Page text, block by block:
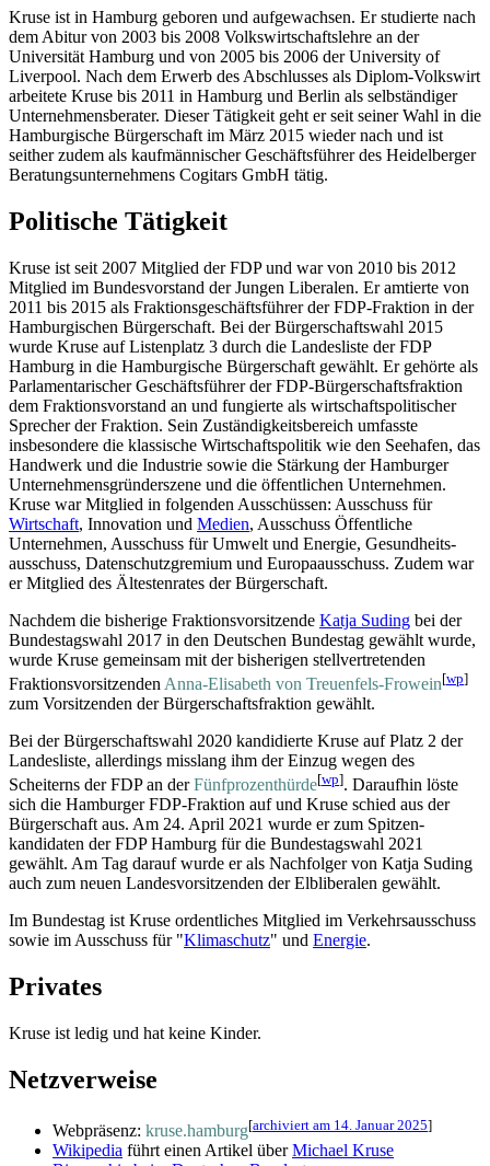
Kruse ist in Hamburg geboren und aufgewachsen. Er studierte nach
dem Abitur von 2003 bis 2008 Volks­wirtschafts­lehre an der
Universität Hamburg und von 2005 bis 2006 der University of
Liverpool. Nach dem Erwerb des Abschlusses als Diplom-Volkswirt
arbeitete Kruse bis 2011 in Hamburg und Berlin als selbständiger
Unternehmens­berater. Dieser Tätigkeit geht er seit seiner Wahl in die
Hamburgische Bürgerschaft im März 2015 wieder nach und ist
seither zudem als kaufmännischer Geschäftsführer des Heidelberger
Beratungs­unternehmens Cogitars GmbH tätig.
Politische Tätigkeit
Kruse ist seit 2007 Mitglied der FDP und war von 2010 bis 2012
Mitglied im Bundesvorstand der Jungen Liberalen. Er amtierte von
2011 bis 2015 als Fraktions­geschäfts­führer der FDP-Fraktion in der
Hamburgischen Bürgerschaft. Bei der Bürgerschaftswahl 2015
wurde Kruse auf Listenplatz 3 durch die Landesliste der FDP
Hamburg in die Hamburgische Bürgerschaft gewählt. Er gehörte als
Parlamentarischer Geschäfts­führer der FDP-Bürgerschafts­fraktion
dem Fraktionsvorstand an und fungierte als wirtschafts­politischer
Sprecher der Fraktion. Sein Zuständigkeits­bereich umfasste
insbesondere die klassische Wirtschaftspolitik wie den Seehafen, das
Handwerk und die Industrie sowie die Stärkung der Hamburger
Unternehmens­gründer­szene und die öffentlichen Unternehmen.
Kruse war Mitglied in folgenden Ausschüssen: Ausschuss für
Wirtschaft, Innovation und Medien, Ausschuss Öffentliche
Unternehmen, Ausschuss für Umwelt und Energie, Gesundheits­
ausschuss, Datenschutz­gremium und Europa­ausschuss. Zudem war
er Mitglied des Ältestenrates der Bürgerschaft.
Nachdem die bisherige Fraktions­vorsitzende Katja Suding bei der
Bundestagswahl 2017 in den Deutschen Bundestag gewählt wurde,
wurde Kruse gemeinsam mit der bisherigen stellvertretenden
Fraktions­vorsitzenden Anna-Elisabeth von Treuenfels-Frowein[wp]
zum Vorsitzenden der Bürgerschaftsfraktion gewählt.
Bei der Bürgerschaftswahl 2020 kandidierte Kruse auf Platz 2 der
Landesliste, allerdings misslang ihm der Einzug wegen des
Scheiterns der FDP an derFünfprozenthürde[wp]. Daraufhin löste
sich die Hamburger FDP-Fraktion auf und Kruse schied aus der
Bürgerschaft aus. Am 24. April 2021 wurde er zum Spitzen­
kandidaten der FDP Hamburg für die Bundestagswahl 2021
gewählt. Am Tag darauf wurde er als Nachfolger von Katja Suding
auch zum neuen Landes­vorsitzenden der Elbliberalen gewählt.
Im Bundestag ist Kruse ordentliches Mitglied im Verkehrsausschuss
sowie im Ausschuss für "Klimaschutz" und Energie.
Privates
Kruse ist ledig und hat keine Kinder.
Netzverweise
Webpräsenz: kruse.hamburg[archiviert am 14. Januar 2025]
Wikipedia führt einen Artikel überMichael Kruse